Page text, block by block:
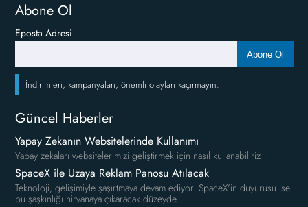
Abone Ol
Eposta Adresi
Abone Ol
İndirimleri, kampanyaları, önemli olayları kaçırmayın.
Güncel Haberler
Yapay Zekanın Websitelerinde Kullanımı
Yapay zekaları websitelerimizi geliştirmek için nasıl kullanabiliriz
SpaceX ile Uzaya Reklam Panosu Atılacak
Teknoloji, gelişimiyle şaşırtmaya devam ediyor. SpaceX'in duyurusu ise
bu şaşkınlığı nirvanaya çıkaracak düzeyde.